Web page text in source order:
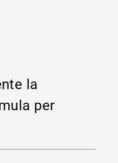
la
per